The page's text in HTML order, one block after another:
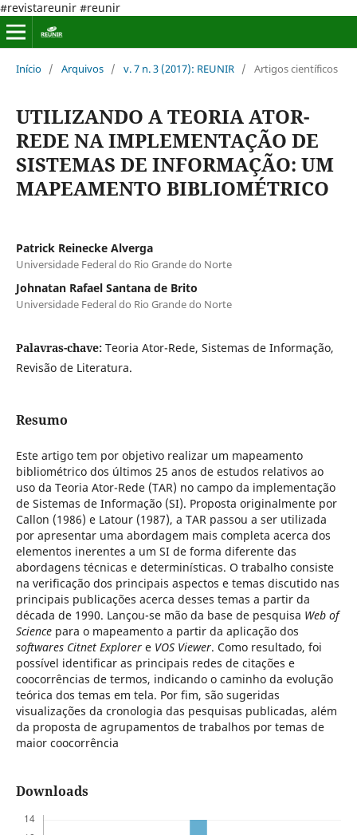
#revistareunir #reunir
Início / Arquivos / v. 7 n. 3 (2017): REUNIR / Artigos científicos
UTILIZANDO A TEORIA ATOR-
REDE NA IMPLEMENTAÇÃO DE
SISTEMAS DE INFORMAÇÃO: UM
MAPEAMENTO BIBLIOMÉTRICO
Patrick Reinecke Alverga
Universidade Federal do Rio Grande do Norte
Johnatan Rafael Santana de Brito
Universidade Federal do Rio Grande do Norte
Palavras-chave: Teoria Ator-Rede, Sistemas de Informação,
Revisão de Literatura.
Resumo
Este artigo tem por objetivo realizar um mapeamento
bibliométrico dos últimos 25 anos de estudos relativos ao
uso da Teoria Ator-Rede (TAR) no campo da implementação
de Sistemas de Informação (SI). Proposta originalmente por
Callon (1986) e Latour (1987), a TAR passou a ser utilizada
por apresentar uma abordagem mais completa acerca dos
elementos inerentes a um SI de forma diferente das
abordagens técnicas e determinísticas. O trabalho consiste
na verificação dos principais aspectos e temas discutido nas
principais publicações acerca desses temas a partir da
década de 1990. Lançou-se mão da base de pesquisa Web of
Sciencepara o mapeamento a partir da aplicação dos
softwares Citnet Explorere VOS Viewer. Como resultado, foi
possível identificar as principais redes de citações e
coocorrências de termos, indicando o caminho da evolução
teórica dos temas em tela. Por fim, são sugeridas
visualizações da cronologia das pesquisas publicadas, além
da proposta de agrupamentos de trabalhos por temas de
maior coocorrência
Downloads